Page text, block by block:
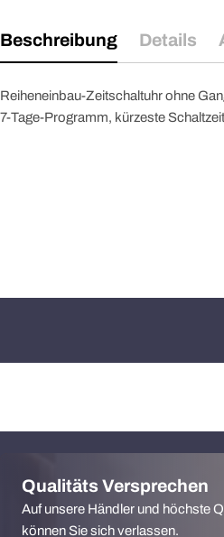
Beschreibung Details
Reiheneinbau-Zeitschaltuhr ohne
7-Tage-Programm, kürzeste
Qualitäts Versprechen
Auf unsere Händler und höchste
können Sie sich verlassen.